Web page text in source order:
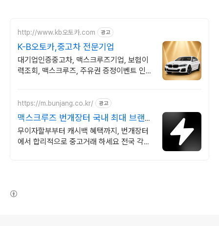
http://www.kb오토카.com 광고
K-B오토카,중고차 전문기업
대기업인증중고차, 맥스크루즈기업, 보험이
력조회, 맥스크루즈, 주유권 증정이벤트 인증
https://m.bunjang.co.kr/ 광고
맥스크루즈 번개장터 국내 최대 브랜드
중고거래
무이자할부부터 캐시백 혜택까지, 번개장터
에서 합리적으로 중고거래 하세요 전국 각지